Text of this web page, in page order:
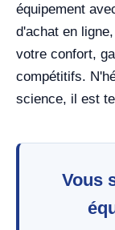
équipement
d'achat en
votre confort,
compétitifs.
science, il est
Vous